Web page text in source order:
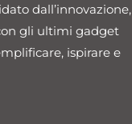
dall’innovazione,
gli ultimi gadget
ispirare e